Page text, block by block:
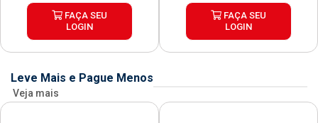
FAÇA SEU
LOGIN
FAÇA SEU
LOGIN
Leve Mais e Pague Menos
Veja mais